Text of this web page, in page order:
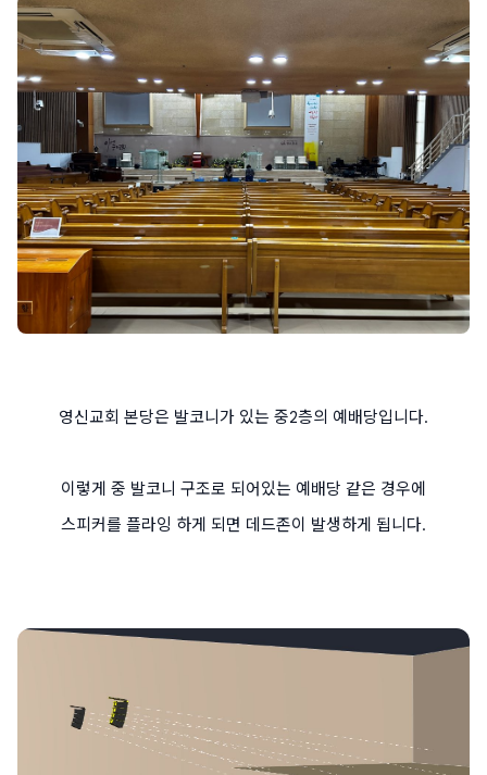
영신교회 본당은 발코니가 있는 중2층의 예배당입니다.
이렇게 중 발코니 구조로 되어있는 예배당 같은 경우에
스피커를 플라잉 하게 되면 데드존이 발생하게 됩니다.